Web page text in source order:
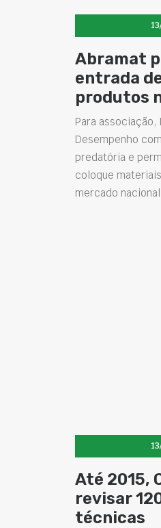
Abramat
entrada
produtos
Para associação,
Desempenho
predatória e
coloque
mercado nacional
Até 2015,
revisar
técnicas